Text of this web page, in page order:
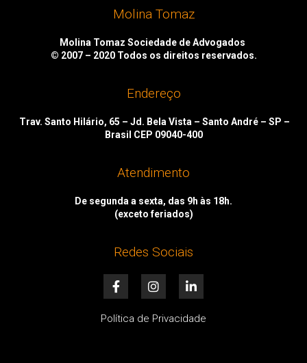
Molina Tomaz
Molina Tomaz Sociedade de Advogados
© 2007 – 2020 Todos os direitos reservados.
Endereço
Trav. Santo Hilário, 65 – Jd. Bela Vista – Santo André – SP –
Brasil CEP 09040-400
Atendimento
De segunda a sexta, das 9h às 18h.
(exceto feriados)
Redes Sociais
F
a
e
I
n
t
i
k
Política de Privacidade